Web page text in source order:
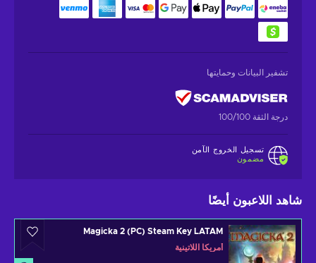
تشفير البيانات وحمايتها
درجة الثقة 100/100
تسجيل الخروج الآمن
مضمون
شاهد اللاعبون أيضًا
Magicka 2 (PC) Steam Key LATAM
أمريكا اللاتينية